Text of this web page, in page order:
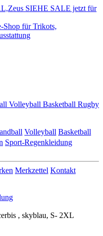
SIEHE SALE jetzt für
Volleyball Basketball Rugby
Volleyball Basketball
Sport-Regenkleidung
Merkzettel Kontakt